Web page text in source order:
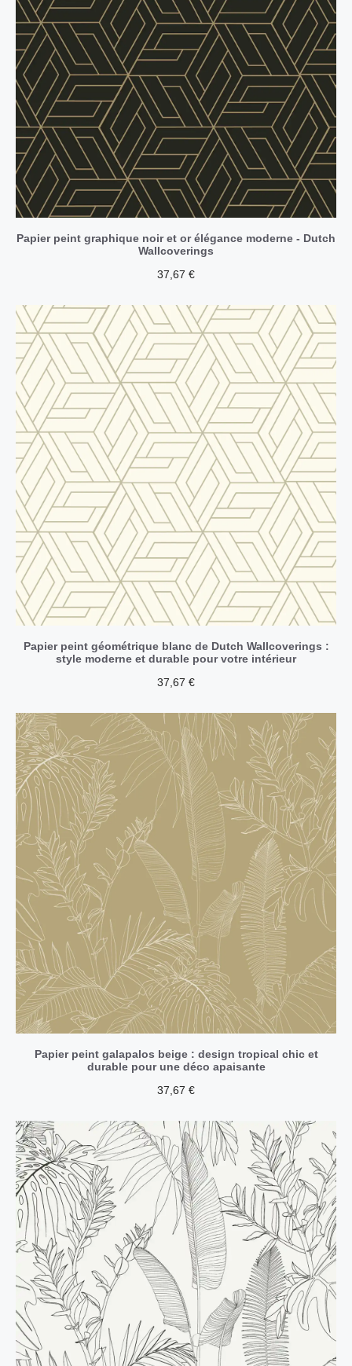
Papier peint graphique noir et or élégance moderne - Dutch
Wallcoverings
37,67 €
Papier peint géométrique blanc de Dutch Wallcoverings :
style moderne et durable pour votre intérieur
37,67 €
Papier peint galapalos beige : design tropical chic et
durable pour une déco apaisante
37,67 €